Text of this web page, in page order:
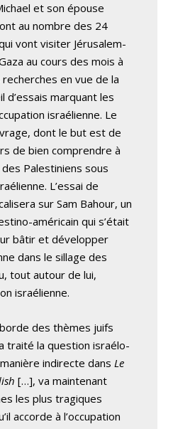
et son épouse
au nombre des 24
vont visiter Jérusalem-
au cours des mois à
en vue de la
d’essais marquant les
israélienne. Le
dont le but est de
de bien comprendre à
Palestiniens sous
L’essai de
sur Sam Bahour, un
américain qui s’était
bâtir et développer
dans le sillage des
tout autour de lui,
israélienne.
des thèmes juifs
traité la question israélo-
indirecte dansLe
[…], va maintenant
les plus tragiques
accorde à l’occupation